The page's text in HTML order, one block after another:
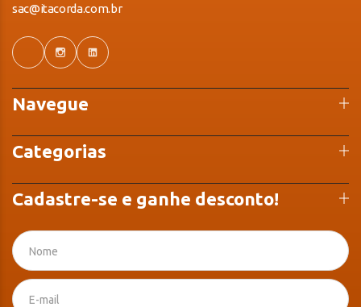
sac@itacorda.com.br
Navegue
Categorias
Cadastre-se e ganhe desconto!